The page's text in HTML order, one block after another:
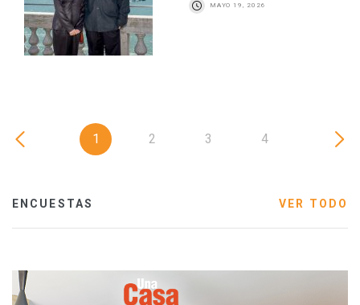
MAYO 19, 2026
1 2 3 4
ENCUESTAS VER TODO